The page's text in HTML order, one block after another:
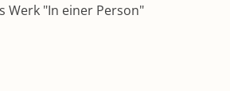
Werk "In einer Person"